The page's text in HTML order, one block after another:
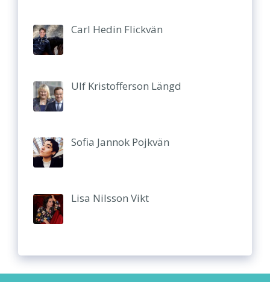
Carl Hedin Flickvän
Ulf Kristofferson Längd
Sofia Jannok Pojkvän
Lisa Nilsson Vikt